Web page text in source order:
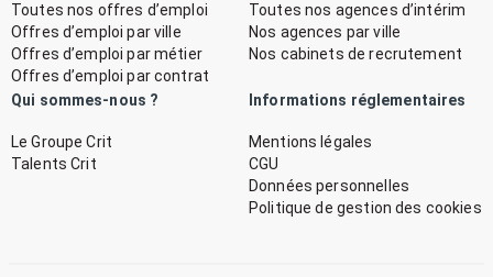
Toutes nos offres d’emploi
Offres d’emploi par ville
Offres d’emploi par métier
Offres d’emploi par contrat
Toutes nos agences d’intérim
Nos agences par ville
Nos cabinets de recrutement
Qui sommes-nous ?
Le Groupe Crit
Talents Crit
Informations réglementaires
Mentions légales
CGU
Données personnelles
Politique de gestion des cookies